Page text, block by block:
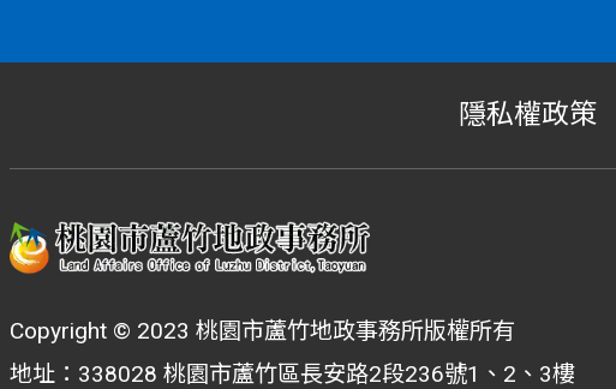
隱私權政策
Copyright © 2023 桃園市蘆竹地政事務所版權所有
地址：338028 桃園市蘆竹區長安路2段236號1、2、3樓